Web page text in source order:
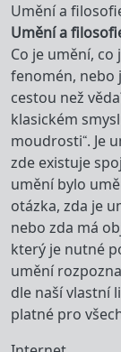
Umění a
Umění a
Co je umění, co
fenomén, nebo
cestou než
klasickém
moudrosti“. Je
zde existuje
umění bylo
otázka, zda je
nebo zda má
který je nutné
umění
dle naší vlastní
platné pro